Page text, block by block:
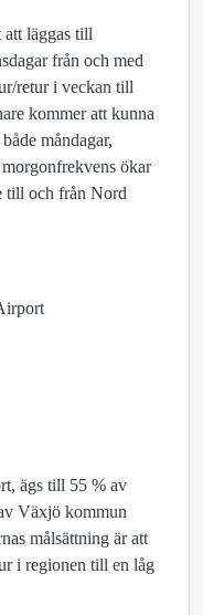
att läggas till
från och med
retur i veckan till
kommer att kunna
måndagar,
ökar
till och från Nord
ägs till 55 % av
Växjö kommun
målsättning är att
i regionen till en låg